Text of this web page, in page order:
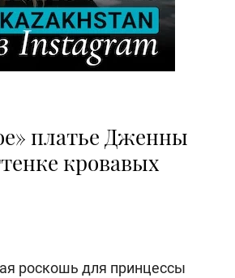
платье Дженны
кровавых
роскошь для принцессы